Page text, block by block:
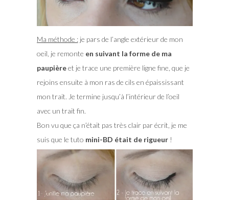
Ma méthode :je pars de l’angle extérieur de mon
oeil, je remonte en suivant la forme de ma
paupièreet je trace une première ligne fine, que je
rejoins ensuite à mon ras de cils en épaississant
mon trait. Je termine jusqu’à l’intérieur de l’oeil
avec un trait fin.
Bon vu que ça n’était pas très clair par écrit, je me
suis que le tuto mini-BD était de rigueur!